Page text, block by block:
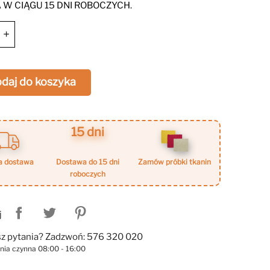
się w salonie, biurze czy sypialni, dodając
CIĄGU 15 DNI ROBOCZYCH.
+
do koszyka
dostawa
15 dni
dostawa do 15 dni
roboczych
zamów próbki tkanin
pytania? Zadzwoń: 576 320 020
czynna 08:00 - 16:00